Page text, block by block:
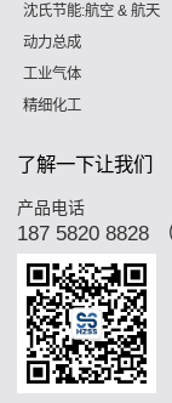
沈氏节能:航空 & 航天
动力总成
工业气体
精细化工
了解一下让我们
产品电话
187 5820 8828